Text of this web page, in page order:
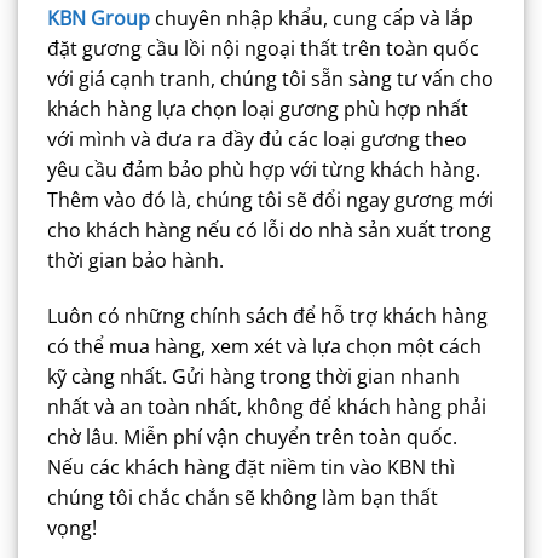
KBN Group chuyên nhập khẩu, cung cấp và lắp
đặt gương cầu lồi nội ngoại thất trên toàn quốc
với giá cạnh tranh, chúng tôi sẵn sàng tư vấn cho
khách hàng lựa chọn loại gương phù hợp nhất
với mình và đưa ra đầy đủ các loại gương theo
yêu cầu đảm bảo phù hợp với từng khách hàng.
Thêm vào đó là, chúng tôi sẽ đổi ngay gương mới
cho khách hàng nếu có lỗi do nhà sản xuất trong
thời gian bảo hành.
Luôn có những chính sách để hỗ trợ khách hàng
có thể mua hàng, xem xét và lựa chọn một cách
kỹ càng nhất. Gửi hàng trong thời gian nhanh
nhất và an toàn nhất, không để khách hàng phải
chờ lâu. Miễn phí vận chuyển trên toàn quốc.
Nếu các khách hàng đặt niềm tin vào KBN thì
chúng tôi chắc chắn sẽ không làm bạn thất
vọng!